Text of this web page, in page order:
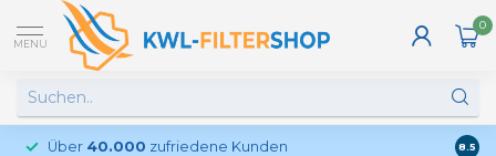
MENU
0
Über 40.000 zufriedene Kunden 8.5